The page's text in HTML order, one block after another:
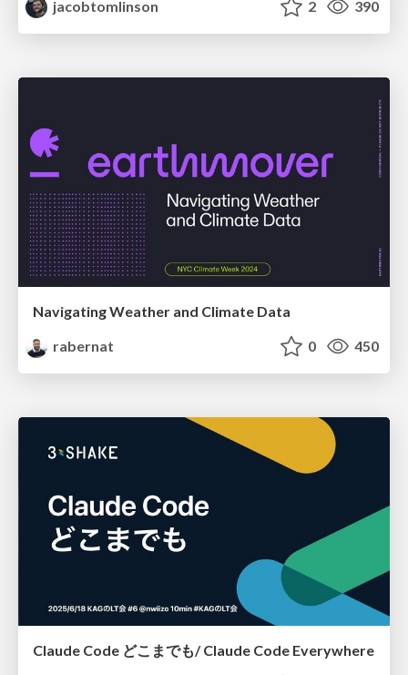
jacobtomlinson
2 390
Navigating Weather and Climate Data
rabernat
0 450
Claude Code どこまでも/ Claude Code Everywhere